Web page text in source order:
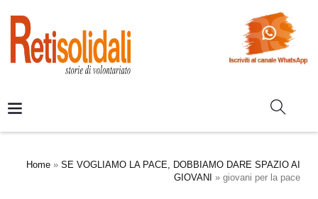
Home » SE VOGLIAMO LA PACE, DOBBIAMO DARE SPAZIO AI
GIOVANI » giovani per la pace